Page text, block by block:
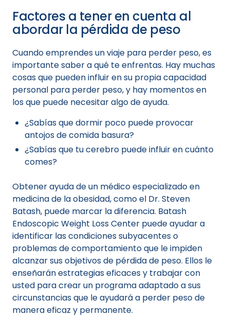
Factores a tener en cuenta al
abordar la pérdida de peso
Cuando emprendes un viaje para perder peso, es
importante saber a qué te enfrentas. Hay muchas
cosas que pueden influir en su propia capacidad
personal para perder peso, y hay momentos en
los que puede necesitar algo de ayuda.
¿Sabías que dormir poco puede provocar
antojos de comida basura?
¿Sabías que tu cerebro puede influir en cuánto
comes?
Obtener ayuda de un médico especializado en
medicina de la obesidad, como el Dr. Steven
Batash, puede marcar la diferencia. Batash
Endoscopic Weight Loss Center puede ayudar a
identificar las condiciones subyacentes o
problemas de comportamiento que le impiden
alcanzar sus objetivos de pérdida de peso. Ellos le
enseñarán estrategias eficaces y trabajar con
usted para crear un programa adaptado a sus
circunstancias que le ayudará a perder peso de
manera eficaz y permanente.